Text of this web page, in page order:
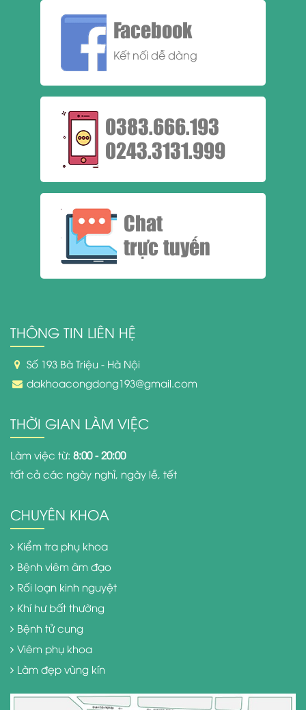
Facebook
Kết nối dễ dàng
0383.666.193
0243.3131.999
Chat
trực tuyến
THÔNG TIN LIÊN HỆ
Số 193 Bà Triệu - Hà Nội
dakhoacongdong193@gmail.com
THỜI GIAN LÀM VIỆC
Làm việc từ: 8:00 - 20:00
tất cả các ngày nghỉ, ngày lễ, tết
CHUYÊN KHOA
Kiểm tra phụ khoa
Bệnh viêm âm đạo
Rối loạn kinh nguyệt
Khí hư bất thường
Bệnh tử cung
Viêm phụ khoa
Làm đẹp vùng kín